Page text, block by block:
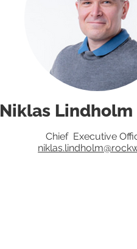
Niklas Lindholm
Chief Executive